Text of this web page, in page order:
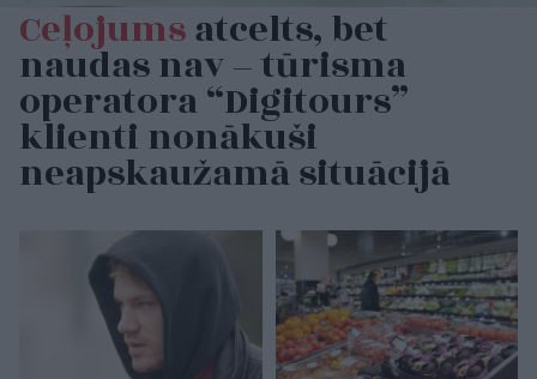
Ceļojumsatcelts, bet
naudas nav – tūrisma
operatora “Digitours”
klienti nonākuši
neapskaužamā situācijā